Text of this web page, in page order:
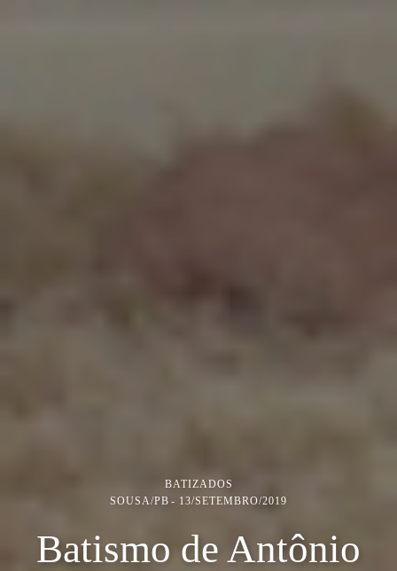
BATIZADOS
SOUSA/PB
13/SETEMBRO/2019
Batismo de Antônio